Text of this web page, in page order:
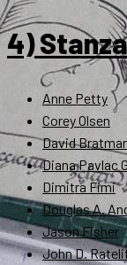
4)
Anne Petty
Corey Olsen
David
Diana Pavlac
Dimitra Fimi
Douglas A.
Jason Fisher
John D.